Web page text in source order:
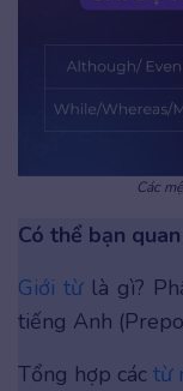
Các
Có thể bạn
Giới từlà gì?
tiếng Anh
Tổng hợp các từ